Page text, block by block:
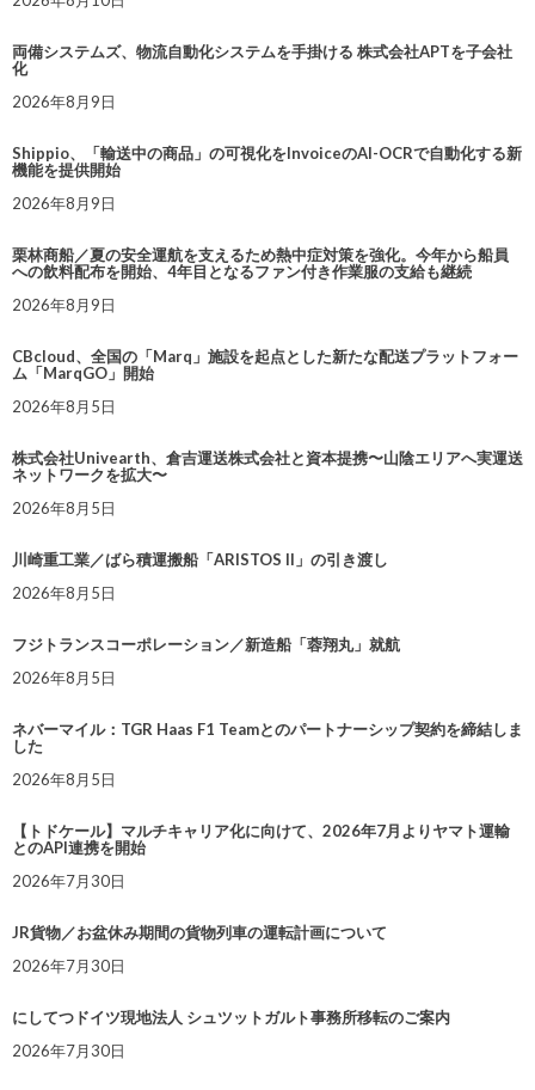
両備システムズ、物流自動化システムを手掛ける 株式会社APTを子会社
化
2026年8月9日
Shippio、「輸送中の商品」の可視化をInvoiceのAI-OCRで自動化する新
機能を提供開始
2026年8月9日
栗林商船／夏の安全運航を支えるため熱中症対策を強化。今年から船員
への飲料配布を開始、4年目となるファン付き作業服の支給も継続
2026年8月9日
CBcloud、全国の「Marq」施設を起点とした新たな配送プラットフォー
ム「MarqGO」開始
2026年8月5日
株式会社Univearth、倉吉運送株式会社と資本提携〜山陰エリアへ実運送
ネットワークを拡大〜
2026年8月5日
川崎重工業／ばら積運搬船「ARISTOS II」の引き渡し
2026年8月5日
フジトランスコーポレーション／新造船「蓉翔丸」就航
2026年8月5日
ネバーマイル：TGR Haas F1 Teamとのパートナーシップ契約を締結しま
した
2026年8月5日
【トドケール】マルチキャリア化に向けて、2026年7月よりヤマト運輸
とのAPI連携を開始
2026年7月30日
JR貨物／お盆休み期間の貨物列車の運転計画について
2026年7月30日
にしてつドイツ現地法人 シュツットガルト事務所移転のご案内
2026年7月30日